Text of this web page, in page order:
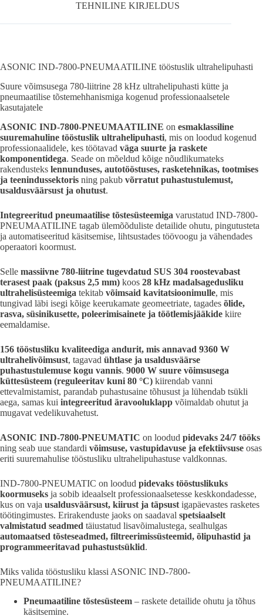
TEHNILINE KIRJELDUS
ASONIC IND-7800-PNEUMAATILINE tööstuslik ultrahelipuhasti
Suure võimsusega 780-liitrine 28 kHz ultrahelipuhasti kütte ja
pneumaatilise tõstemehhanismiga kogenud professionaalsetele
kasutajatele
ASONIC IND-7800-PNEUMAATILINE on esmaklassiline
suuremahuline tööstuslik ultrahelipuhasti, mis on loodud kogenud
professionaalidele, kes töötavad väga suurte ja raskete
komponentidega. Seade on mõeldud kõige nõudlikumateks
rakendusteks lennunduses, autotööstuses, rasketehnikas, tootmises
ja teenindussektoris ning pakub võrratut puhastustulemust,
usaldusväärsust ja ohutust.
Integreeritud pneumaatilise tõstesüsteemiga varustatud IND-7800-
PNEUMAATILINE tagab ülemõõduliste detailide ohutu, pingutusteta
ja automatiseeritud käsitsemise, lihtsustades töövoogu ja vähendades
operaatori koormust.
Selle massiivne 780-liitrine tugevdatud SUS 304 roostevabast
terasest paak (paksus 2,5 mm) koos 28 kHz madalsagedusliku
ultrahelisüsteemiga tekitab võimsaid kavitatsioonimulle, mis
tungivad läbi isegi kõige keerukamate geomeetriate, tagades õlide,
rasva, süsinikusette, poleerimisainete ja töötlemisjääkide kiire
eemaldamise.
156 tööstusliku kvaliteediga andurit, mis annavad 9360 W
ultrahelivõimsust, tagavad ühtlase ja usaldusväärse
puhastustulemuse kogu vannis. 9000 W suure võimsusega
küttesüsteem (reguleeritav kuni 80 °C) kiirendab vanni
ettevalmistamist, parandab puhastusaine tõhusust ja lühendab tsükli
aega, samas kui integreeritud äravooluklapp võimaldab ohutut ja
mugavat vedelikuvahetust.
ASONIC IND-7800-PNEUMATIC on loodud pidevaks 24/7 tööks
ning seab uue standardi võimsuse, vastupidavuse ja efektiivsuse osas
eriti suuremahulise tööstusliku ultrahelipuhastuse valdkonnas.
IND-7800-PNEUMATIC on loodud pidevaks tööstuslikuks
koormuseks ja sobib ideaalselt professionaalsetesse keskkondadesse,
kus on vaja usaldusväärsust, kiirust ja täpsust igapäevastes rasketes
töötingimustes. Erirakenduste jaoks on saadaval spetsiaalselt
valmistatud seadmed täiustatud lisavõimalustega, sealhulgas
automaatsed tõsteseadmed, filtreerimissüsteemid, õlipuhastid ja
programmeeritavad puhastustsüklid.
Miks valida tööstusliku klassi ASONIC IND-7800-
PNEUMAATILINE?
Pneumaatiline tõstesüsteem – raskete detailide ohutu ja tõhus
käsitsemine.